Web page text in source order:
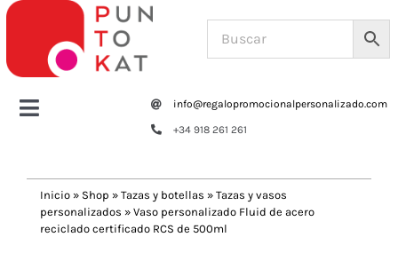
Saltar
contenido
Toggle
Tazas y botellas
info@regalopromocionalpersonalizado.com
+34 918 261 261
Inicio » Shop » Tazas y botellas » Tazas y vasos
personalizados » Vaso personalizado Fluid de acero
reciclado certificado RCS de 500ml